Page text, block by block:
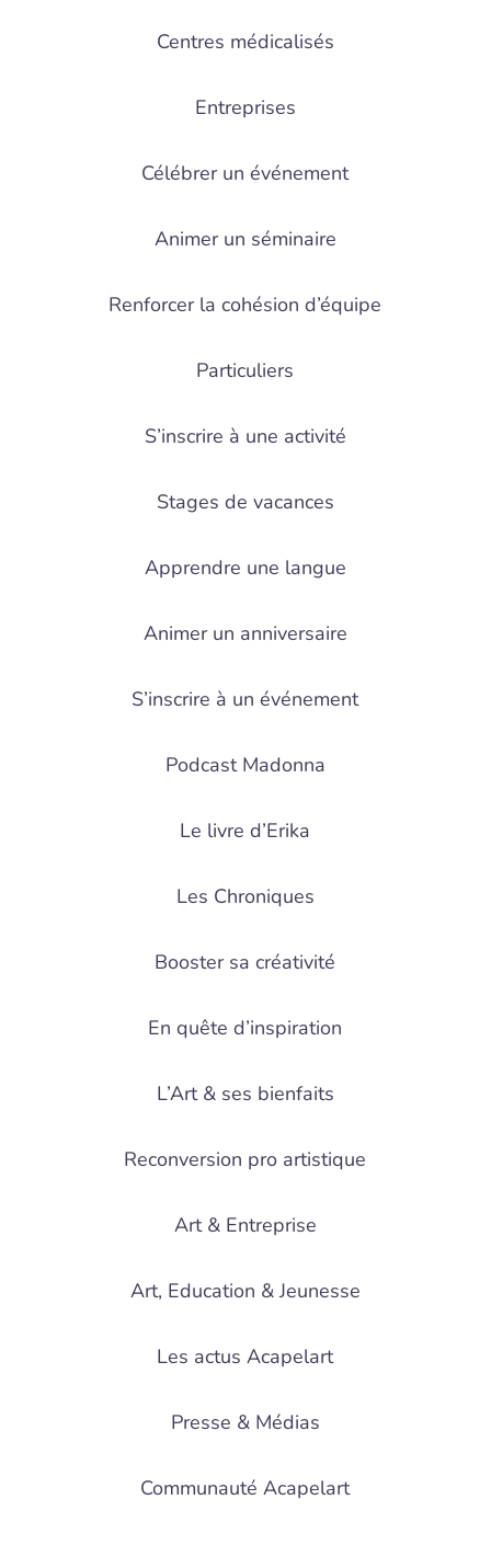
Centres médicalisés
Entreprises
Célébrer un événement
Animer un séminaire
Renforcer la cohésion d’équipe
Particuliers
S’inscrire à une activité
Stages de vacances
Apprendre une langue
Animer un anniversaire
S’inscrire à un événement
Podcast Madonna
Le livre d’Erika
Les Chroniques
Booster sa créativité
En quête d’inspiration
L’Art & ses bienfaits
Reconversion pro artistique
Art & Entreprise
Art, Education & Jeunesse
Les actus Acapelart
Presse & Médias
Communauté Acapelart